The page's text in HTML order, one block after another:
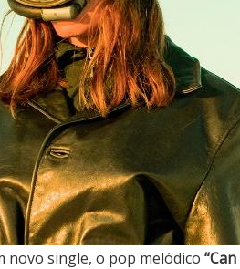
novo single, o pop melódico “Can